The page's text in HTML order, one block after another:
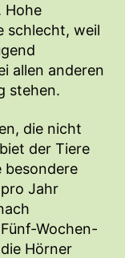
Hohe
schlecht, weil
allen anderen
stehen.
die nicht
der Tiere
besondere
Jahr
Wochen-
Hörner